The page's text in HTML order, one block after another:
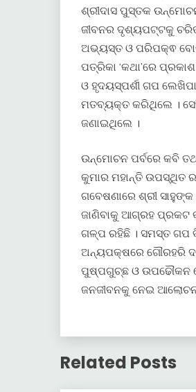
ଶ୍ରୀଦାସ ପୁସ୍ତକ
ଜୀବନର ଦୃଶ୍ୟପଟ୍ଟକୁ
ଅଭ୍ୟସ୍ତ ଓ ପରିପକ୍ଵ ବୋଲି
ପତ୍ରିକା ‘କଥା’ରେ
ଓ ହୃଦୟସ୍ପର୍ଶୀ ଗପ
ମତବ୍ୟକ୍ତ କରିଥିଲେ ।
ଜଣାଇଥିଲେ ।
ଉନ୍ମୋଚନ ପର୍ବରେ କବି
କୁମାର ମହାନ୍ତି ଉପସ୍ଥିତ
ଗବେଷଣାରେ ଶ୍ରୀ
ଜାଣିବାକୁ ଆଗ୍ରହ ପ୍ରକଟ
ଗଳ୍ପ ରହିଛି । ସମସ୍ତ ଗପ
ଅନ୍ୟପକ୍ଷରେ ଗୌରହରି
ପୁଷ୍ପଗୁଚ୍ଛ ଓ ଉପଢୌକନ
ଜନଜୀବନକୁ ନେଇ
Related Posts